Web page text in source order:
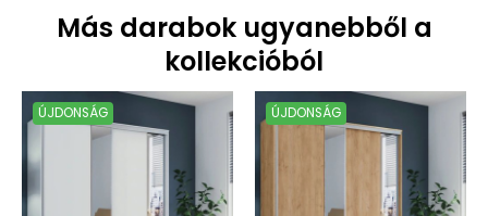
Más darabok ugyanebből a
kollekcióból
ÚJDONSÁG ÚJDONSÁG